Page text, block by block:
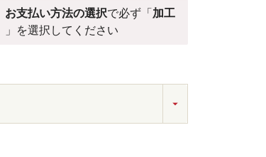
お支払い方法の選択で必ず「 加工
」を選択してください